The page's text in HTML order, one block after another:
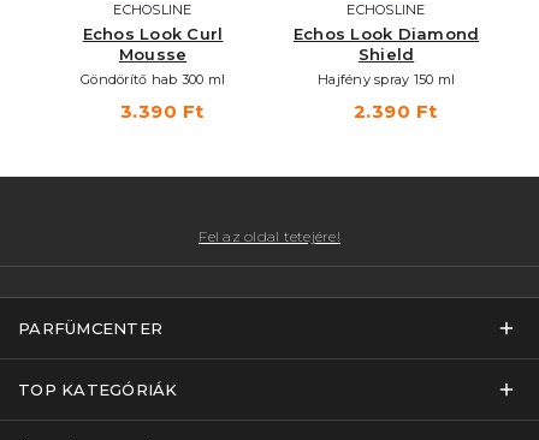
ECHOSLINE
Echos Look Curl
Mousse
Göndörítő hab 300 ml
3.390 Ft
ECHOSLINE
Echos Look Diamond
Shield
Hajfény spray 150 ml
2.390 Ft
Fel az oldal tetejére!
PARFÜMCENTER
TOP KATEGÓRIÁK